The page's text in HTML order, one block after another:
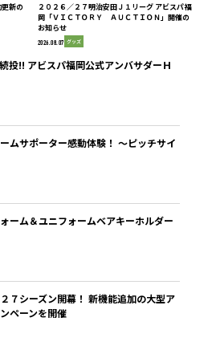
新の
２０２６／２７明治安田Ｊ１リーグ アビスパ福
岡「ＶＩＣＴＯＲＹ ＡＵＣＴＩＯＮ」開催の
お知らせ
2026.08.07 グッズ
投!! アビスパ福岡公式アンバサダーＨ
ムサポーター感動体験！ ～ピッチサイ
ーム＆ユニフォームベアキーホルダー
７シーズン開幕！ 新機能追加の大型ア
ペーンを開催